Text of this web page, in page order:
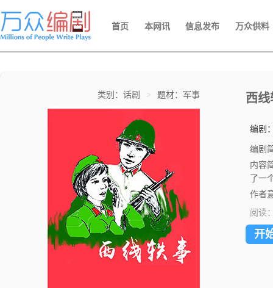
首页 本网讯 信息发布 万众供料
类别：话剧 > 题材：军事 西
编剧
编剧
内容
了一
作者
阅读
开